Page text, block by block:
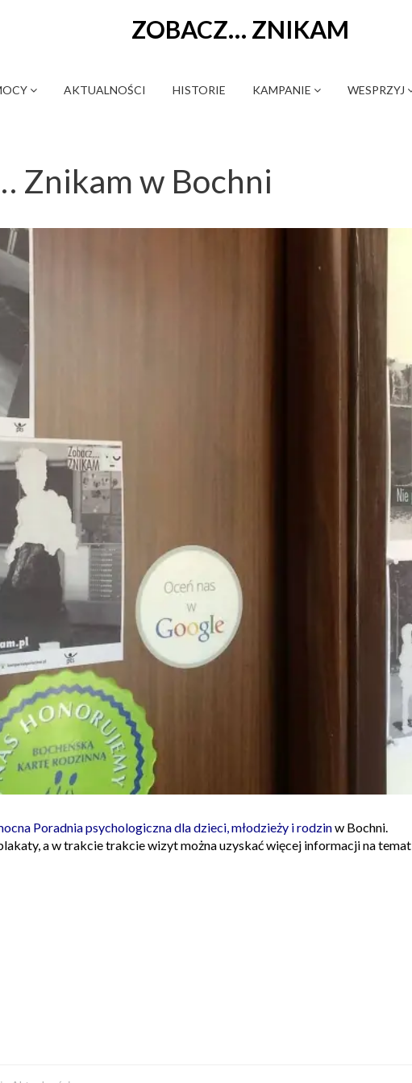
ZOBACZ… ZNIKAM
AKTUALNOŚCI HISTORIE KAMPANIE WESPRZYJ
Znikam w Bochni
Poradnia psychologiczna dla dzieci, młodzieży i rodzinw Bochni.
a w trakcie trakcie wizyt można uzyskać więcej informacji na